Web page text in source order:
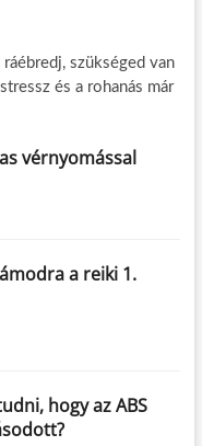
szükséged van
és a rohanás már
vérnyomással
a reiki 1.
hogy az ABS